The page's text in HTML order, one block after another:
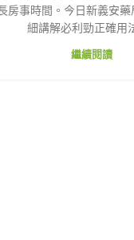
房事時間。今日新義安
細講解必利勁正確用
繼續閱讀